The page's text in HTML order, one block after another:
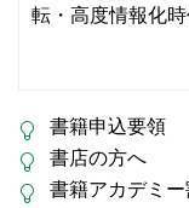
転・高度情報化
書籍申込要領
書店の方へ
書籍アカデミー